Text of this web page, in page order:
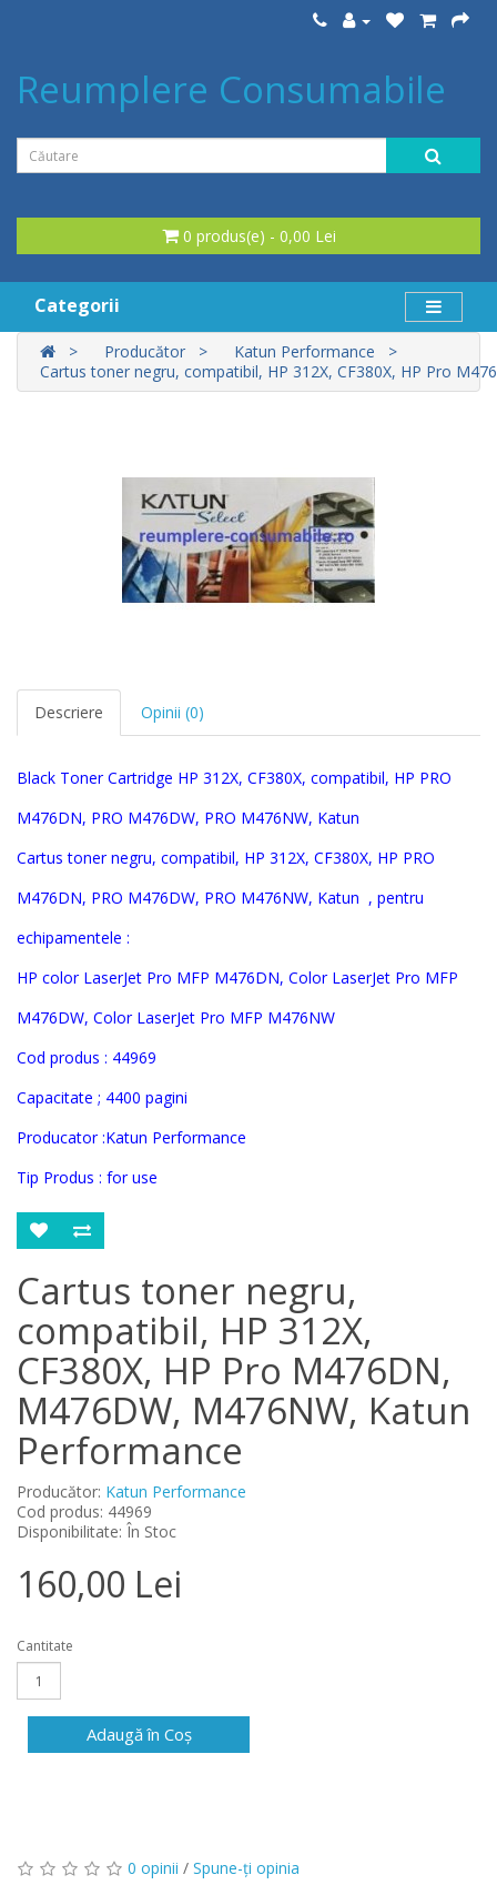
Reumplere Consumabile
0 produs(e) - 0,00 Lei
Categorii
Producător
Katun Performance
Cartus toner negru, compatibil, HP 312X, CF380X, HP Pro
Descriere Opinii (0)
Black Toner Cartridge HP 312X, CF380X, compatibil, HP PRO
M476DN, PRO M476DW, PRO M476NW, Katun
Cartus toner negru, compatibil, HP 312X, CF380X, HP PRO
M476DN, PRO M476DW, PRO M476NW, Katun , pentru
echipamentele :
HP color LaserJet Pro MFP M476DN, Color LaserJet Pro MFP
M476DW, Color LaserJet Pro MFP M476NW
Cod produs : 44969
Capacitate ; 4400 pagini
Producator :Katun Performance
Tip Produs : for use
Cartus toner negru,
compatibil, HP 312X,
CF380X, HP Pro M476DN,
M476DW, M476NW, Katun
Performance
Producător: Katun Performance
Cod produs: 44969
Disponibilitate: În Stoc
160,00 Lei
Cantitate
Adaugă în Coş
0 opinii / Spune-ţi opinia